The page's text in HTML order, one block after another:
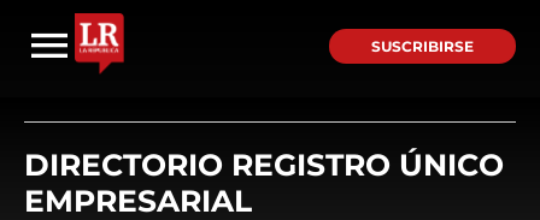
SUSCRIBIRSE
DIRECTORIO REGISTRO ÚNICO
EMPRESARIAL